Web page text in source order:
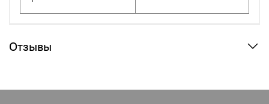
Отзывы